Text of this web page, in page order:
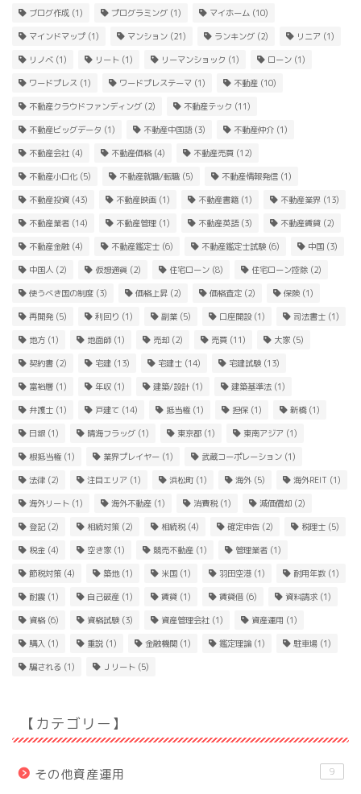
ブログ作成 (1) プログラミング (1) マイホーム (10)
マインドマップ (1) マンション (21) ランキング (2) リニア (1)
リノベ (1) リート (1) リーマンショック (1) ローン (1)
ワードプレス (1) ワードプレステーマ (1) 不動産 (10)
不動産クラウドファンディング (2) 不動産テック (11)
不動産ビッグデータ (1) 不動産中国語(3) 不動産仲介 (1)
不動産会社 (4) 不動産価格(4) 不動産売買 (12)
不動産小口化 (5) 不動産就職/転職 (5) 不動産情報発信 (1)
不動産投資 (43) 不動産映画 (1) 不動産書籍 (1) 不動産業界 (13)
不動産業者 (14) 不動産管理 (1) 不動産英語(3) 不動産賃貸 (2)
不動産金融 (4) 不動産鑑定士 (6) 不動産鑑定士試験 (6) 中国 (3)
中国人 (2) 仮想通貨 (2) 住宅ローン (8) 住宅ローン控除 (2)
使うべき国の制度 (3) 価格上昇 (2) 価格査定 (2) 保険 (1)
再開発 (5) 利回り (1) 副業 (5) 口座開設(1) 司法書士 (1)
地方 (1) 地面師 (1) 売却 (2) 売買 (11) 大家 (5)
契約書 (2) 宅建 (13) 宅建士 (14) 宅建試験 (13)
富裕層 (1) 年収 (1) 建築/設計 (1) 建築基準法 (1)
弁護士 (1) 戸建て (14) 抵当権 (1) 担保 (1) 新橋(1)
日銀 (1) 晴海フラッグ (1) 東京都 (1) 東南アジア (1)
根抵当権 (1) 業界プレイヤー (1) 武蔵コーポレーション (1)
法律 (2) 注目エリア (1) 浜松町 (1) 海外 (5) 海外REIT (1)
海外リート (1) 海外不動産 (1) 消費税(1) 減価償却 (2)
登記(2) 相続対策 (2) 相続税(4) 確定申告 (2) 税理士 (5)
税金 (4) 空き家 (1) 競売不動産 (1) 管理業者 (1)
節税対策 (4) 築地(1) 米国 (1) 羽田空港 (1) 耐用年数 (1)
耐震 (1) 自己破産 (1) 賃貸 (1) 賃貸借 (6) 資料請求 (1)
資格(6) 資格試験 (3) 資産管理会社 (1) 資産運用 (1)
購入 (1) 重説 (1) 金融機関 (1) 鑑定理論 (1) 駐車場 (1)
騙される (1) Ｊリート (5)
【カテゴリー】
その他資産運用 9